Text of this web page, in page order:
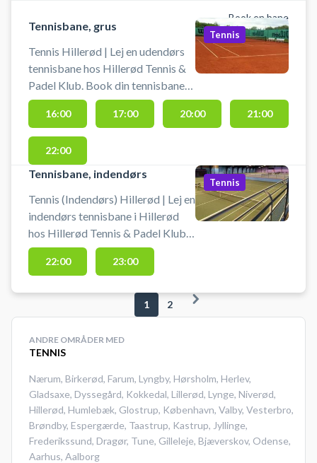
Book en bane
Tennisbane, grus
Tennis Hillerød | Lej en udendørs
tennisbane hos Hillerød Tennis &
Padel Klub. Book din tennisbane
og spil tennis i Hillerød på en
udendørs grusbane ved
tennisklubben i Hillerød. Gratis
parkering ved booking af
tennisbane i Hillerød Tennis og
Milnersvej 35 C, 3400 Hillerød.
Tennis
16:00 17:00 20:00 21:00
22:00
Tennisbane, indendørs
Tennis (Indendørs) Hillerød | Lej en
indendørs tennisbane i Hillerød
hos Hillerød Tennis & Padel Klub.
Book tennisbane og spil indendørs
tennis i Hillerød på tennisbanerne i
Der er omklædning, toiletter og
opholdsområder som kan
benyttes ved booking af
tennisbane i tennishallen.
ved booking af indendørs
tennisbane i Hillerød Tennis &
Padel Klub.
Tennis
22:00 23:00
1 2
ANDRE OMRÅDER MED
TENNIS
Nærum, Birkerød, Farum, Lyngby, Hørsholm, Herlev,
Gladsaxe, Dyssegård, Kokkedal, Lillerød, Lynge, Niverød,
Hillerød, Humlebæk, Glostrup, København, Valby, Vesterbro,
Brøndby, Espergærde, Taastrup, Kastrup, Jyllinge,
Frederikssund, Dragør, Tune, Gilleleje, Bjæverskov, Odense,
Aarhus, Aalborg